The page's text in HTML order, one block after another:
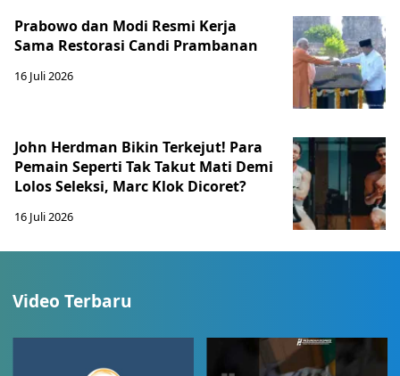
Prabowo dan Modi Resmi Kerja
Sama Restorasi Candi Prambanan
16 Juli 2026
John Herdman Bikin Terkejut! Para
Pemain Seperti Tak Takut Mati Demi
Lolos Seleksi, Marc Klok Dicoret?
16 Juli 2026
Video Terbaru